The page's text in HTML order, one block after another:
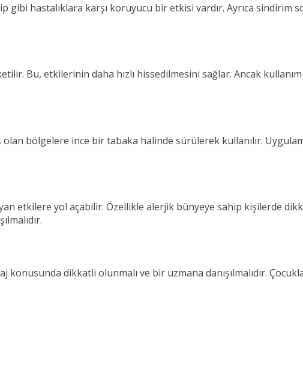
gibi hastalıklara karşı koruyucu bir etkisi vardır. Ayrıca sindirim
Bu, etkilerinin daha hızlı hissedilmesini sağlar. Ancak
bölgelere ince bir tabaka halinde sürülerek kullanılır.
etkilere yol açabilir. Özellikle alerjik bünyeye sahip kişilerde
dikkatli olunmalı ve bir uzmana danışılmalıdır.